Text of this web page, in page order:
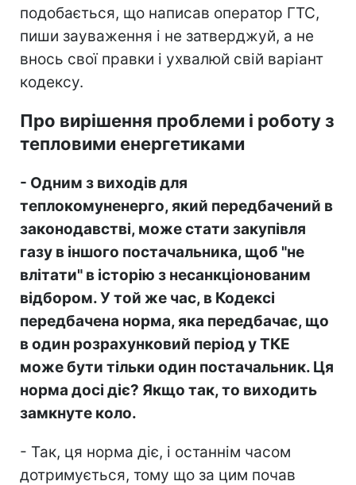
подобається, що написав оператор ГТС,
пиши зауваження і не затверджуй, а не
внось свої правки і ухвалюй свій варіант
кодексу.
Про вирішення проблеми і роботу з
тепловими енергетиками
- Одним з виходів для
теплокомуненерго, який передбачений в
законодавстві, може стати закупівля
газу в іншого постачальника, щоб "не
влітати" в історію з несанкціонованим
відбором. У той же час, в Кодексі
передбачена норма, яка передбачає, що
в один розрахунковий період у ТКЕ
може бути тільки один постачальник. Ця
норма досі діє? Якщо так, то виходить
замкнуте коло.
- Так, ця норма діє, і останнім часом
дотримується, тому що за цим почав